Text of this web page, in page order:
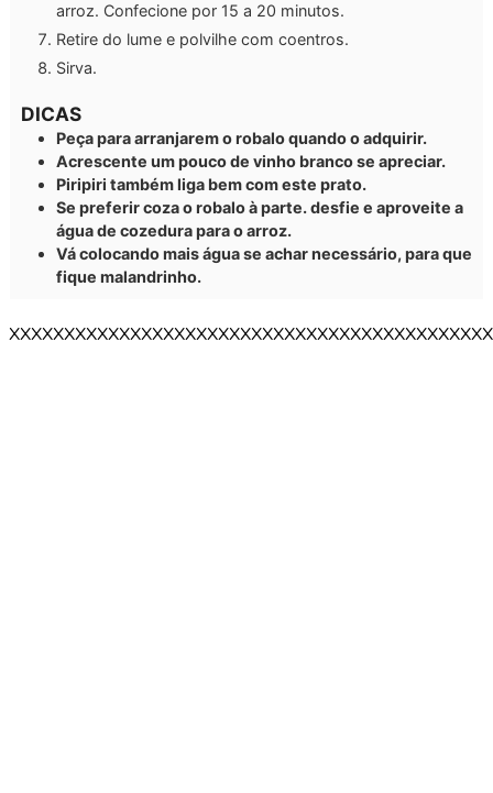
arroz. Confecione por 15 a 20 minutos.
Retire do lume e polvilhe com coentros.
Sirva.
DICAS
Peça para arranjarem o robalo quando o adquirir.
Acrescente um pouco de vinho branco se apreciar.
Piripiri também liga bem com este prato.
Se preferir coza o robalo à parte. desfie e aproveite a
água de cozedura para o arroz.
Vá colocando mais água se achar necessário, para que
fique malandrinho.